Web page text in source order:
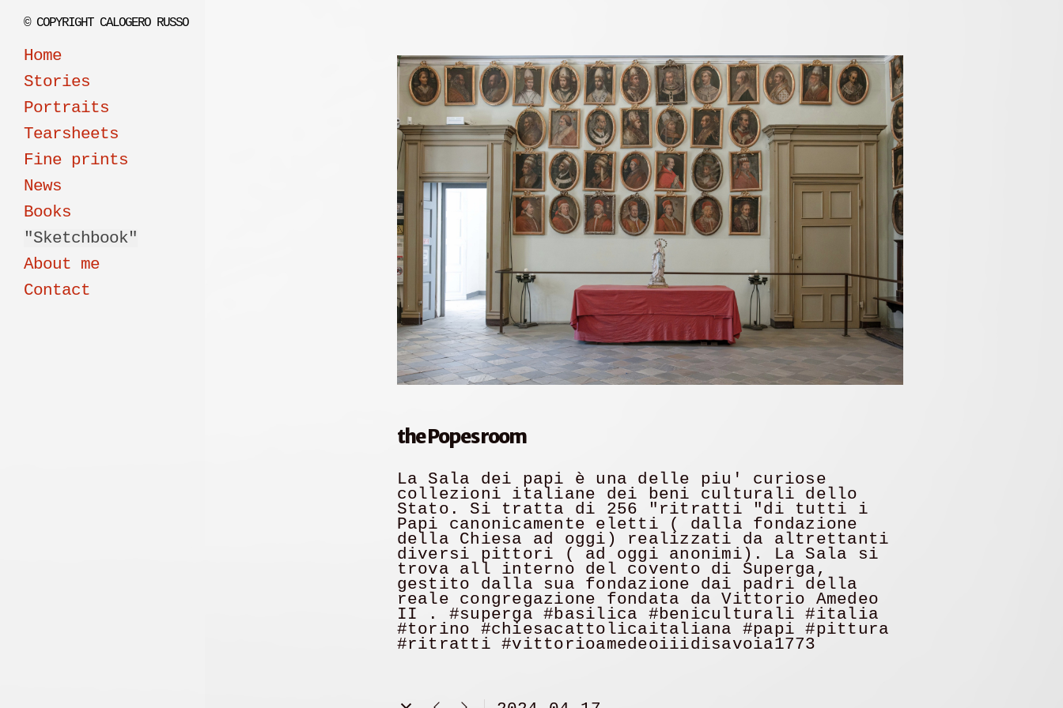
© COPYRIGHT CALOGERO RUSSO
Home
Stories
Portraits
Tearsheets
Fine prints
News
Books
"Sketchbook"
About me
Contact
the Popes room
La Sala dei papi è una delle piu' curiose
collezioni italiane dei beni culturali dello
Stato. Si tratta di 256 "ritratti "di tutti i
Papi canonicamente eletti ( dalla fondazione
della Chiesa ad oggi) realizzati da altrettanti
diversi pittori ( ad oggi anonimi). La Sala si
trova all interno del covento di Superga,
gestito dalla sua fondazione dai padri della
reale congregazione fondata da Vittorio Amedeo
II . #superga #basilica #beniculturali #italia
#torino #chiesacattolicaitaliana #papi #pittura
#ritratti #vittorioamedeoiiidisavoia1773